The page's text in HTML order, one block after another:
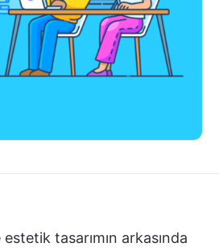
tasarımın arkasında